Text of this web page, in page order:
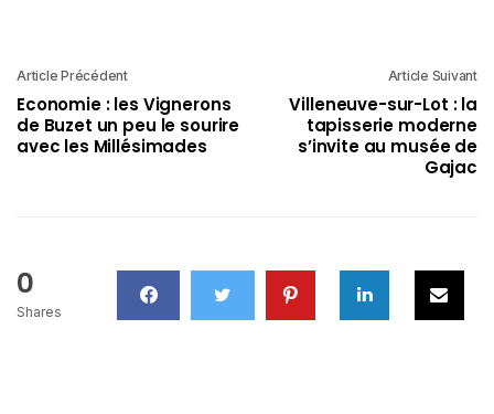
Article Précédent
Economie : les Vignerons
de Buzet un peu le sourire
avec les Millésimades
Article Suivant
Villeneuve-sur-Lot : la
tapisserie moderne
s’invite au musée de
Gajac
0
Shares